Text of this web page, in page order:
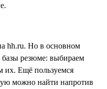
hh.ru. Но в основном
резюме: выбираем
их. Ещё пользуемся
можно найти напротив